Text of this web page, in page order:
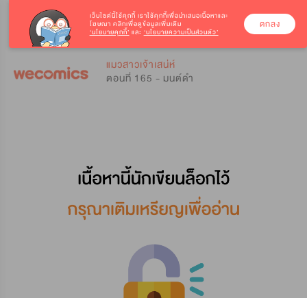
แมวสาวเจ้าเสน่ห์
ตอนที่ 165 - มนต์ดำ
เว็บไซต์นี้ใช้คุกกี้ เราใช้คุกกี้เพื่อนำเสนอเนื้อหาและ
โฆษณา คลิกเพื่อดูข้อมูลเพิ่มเติม
‘นโยบายคุกกี้’ และ ‘นโยบายความเป็นส่วนตัว’
ตกลง